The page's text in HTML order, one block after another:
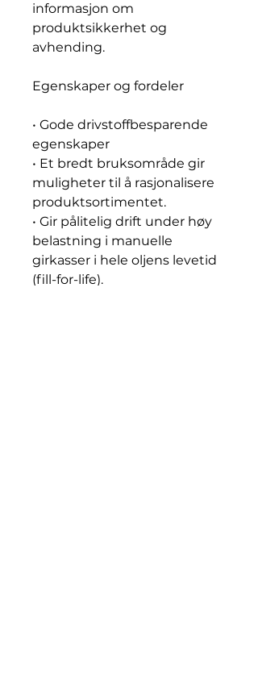
informasjon om
produktsikkerhet og
avhending.
Egenskaper og fordeler
• Gode drivstoffbesparende
egenskaper
• Et bredt bruksområde gir
muligheter til å rasjonalisere
produktsortimentet.
• Gir pålitelig drift under høy
belastning i manuelle
girkasser i hele oljens levetid
(fill-for-life).